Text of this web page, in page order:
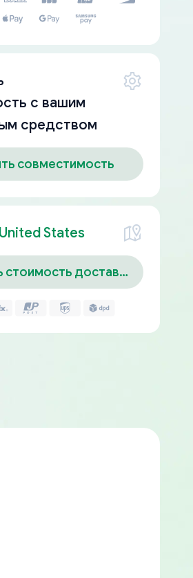
с вашим
средством
совместимость
United States
стоимость доставки